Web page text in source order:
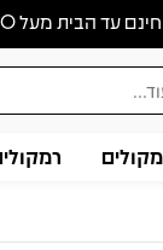
עד הבית מעל 350 ש״ח